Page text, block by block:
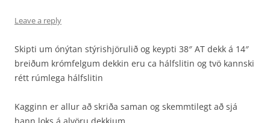
Leave a reply
Skipti um ónýtan stýrishjörulið og keypti 38″ AT dekk á 14″
breiðum krómfelgum dekkin eru ca hálfslitin og tvö kannski
rétt rúmlega hálfslitin
Kagginn er allur að skriða saman og skemmtilegt að sjá